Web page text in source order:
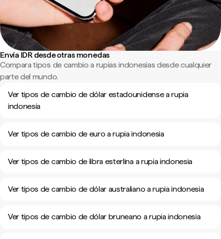
Envía IDR desde otras monedas
Compara tipos de cambio a rupias indonesias desde cualquier
parte del mundo.
Ver tipos de cambio de dólar estadounidense a rupia
indonesia
Ver tipos de cambio de euro a rupia indonesia
Ver tipos de cambio de libra esterlina a rupia indonesia
Ver tipos de cambio de dólar australiano a rupia indonesia
Ver tipos de cambio de dólar bruneano a rupia indonesia